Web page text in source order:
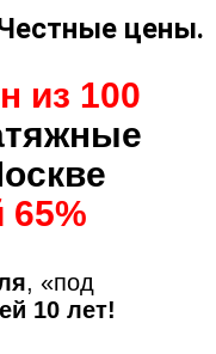
цены.
из 100
65%
, «под
10 лет!